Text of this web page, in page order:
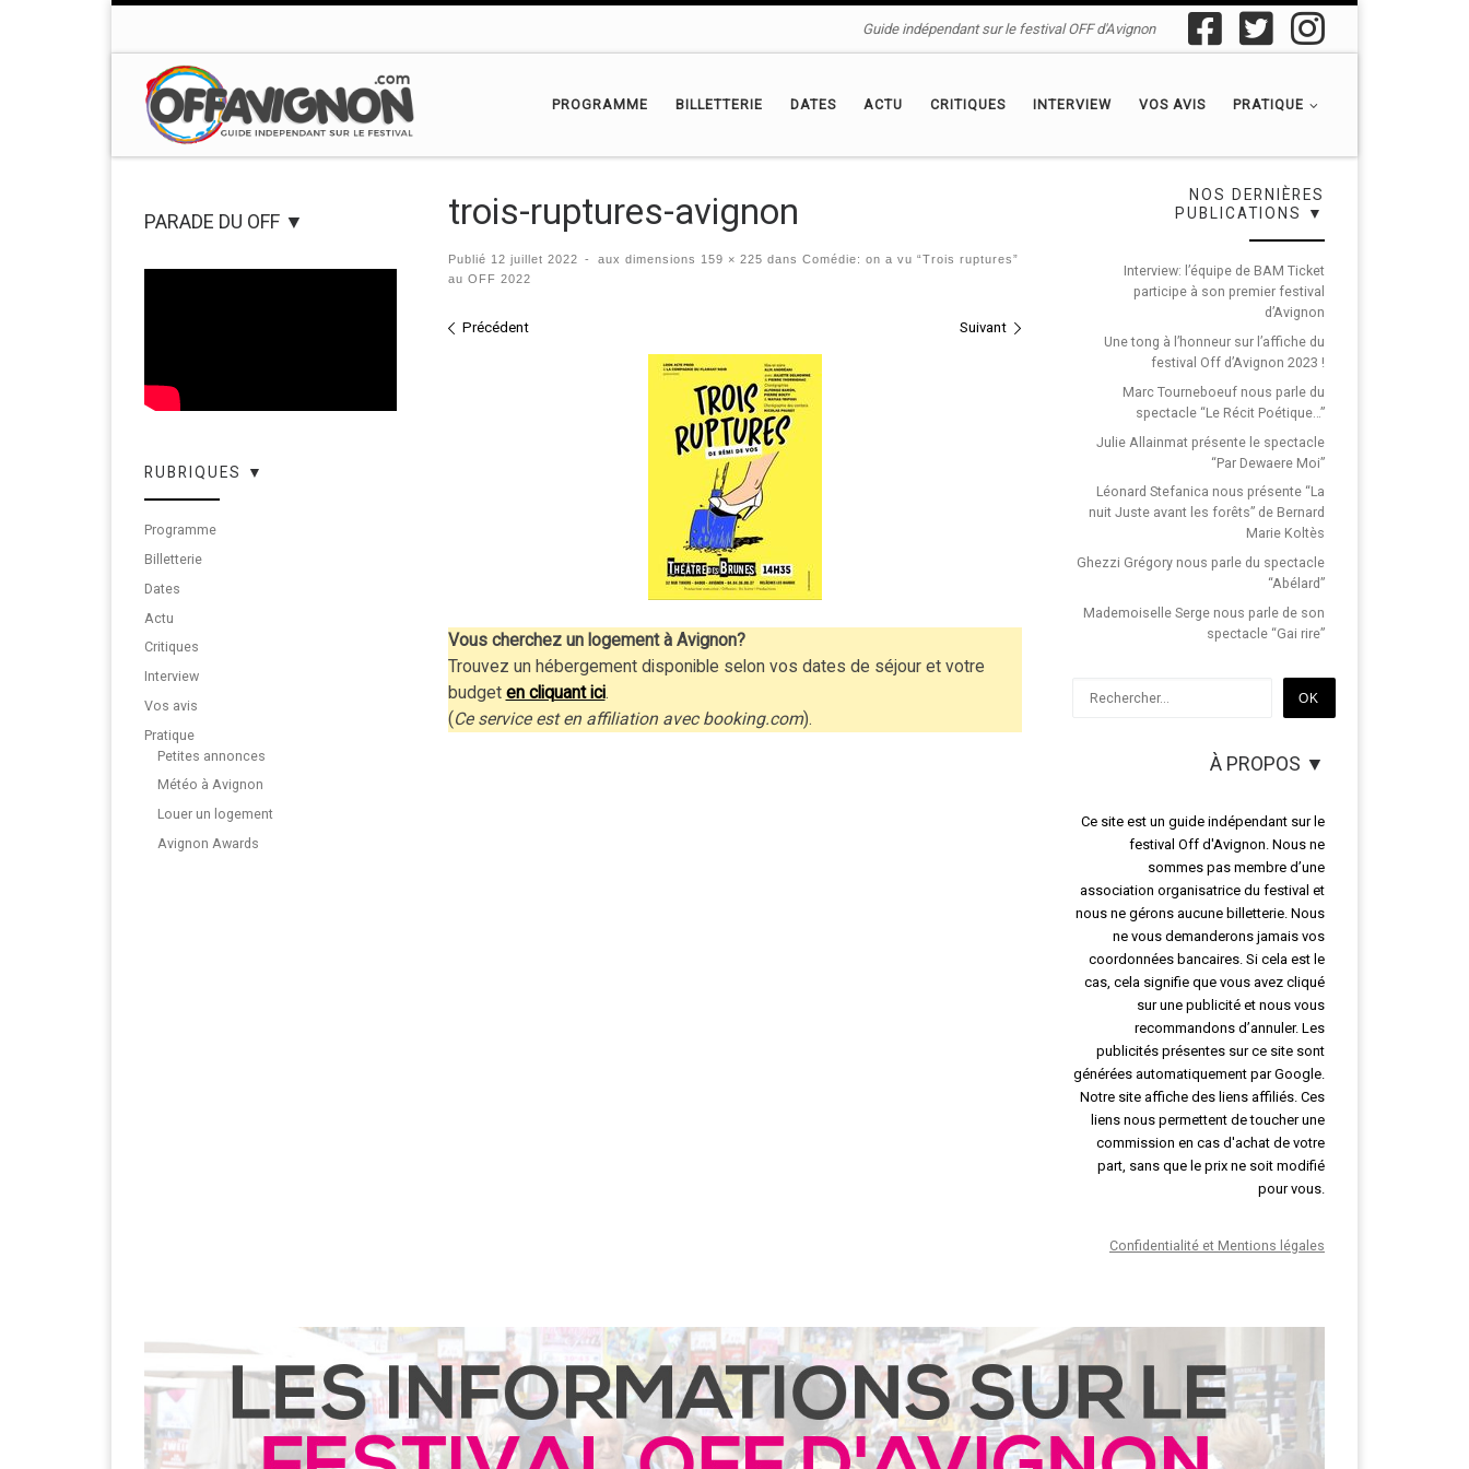
Guide indépendant sur le festival OFF d'Avignon
PROGRAMME BILLETTERIE DATES ACTU CRITIQUES INTERVIEW VOS AVIS PRATIQUE
trois-ruptures-avignon
Publié 12 juillet 2022 - aux dimensions 159 × 225 dans Comédie: on a vu “Trois ruptures”
au OFF 2022
Navigation des images
Précédent Suivant
Vous cherchez un logement à Avignon?
Trouvez un hébergement disponible selon vos dates de séjour et votre
budget en cliquant ici.
(Ce service est en affiliation avec booking.com).
PARADE DU OFF ▼
RUBRIQUES ▼
Programme
Billetterie
Dates
Actu
Critiques
Interview
Vos avis
Pratique
Petites annonces
Météo à Avignon
Louer un logement
Avignon Awards
NOS DERNIÈRES
PUBLICATIONS ▼
Interview: l’équipe de BAM Ticket
participe à son premier festival
d’Avignon
Une tong à l’honneur sur l’affiche du
festival Off d’Avignon 2023 !
Marc Tourneboeuf nous parle du
spectacle “Le Récit Poétique…”
Julie Allainmat présente le spectacle
“Par Dewaere Moi”
Léonard Stefanica nous présente “La
nuit Juste avant les forêts” de Bernard
Marie Koltès
Ghezzi Grégory nous parle du spectacle
“Abélard”
Mademoiselle Serge nous parle de son
spectacle “Gai rire”
OK
À PROPOS ▼
Ce site est un guide indépendant sur le
festival Off d'Avignon. Nous ne
sommes pas membre d’une
association organisatrice du festival et
nous ne gérons aucune billetterie. Nous
ne vous demanderons jamais vos
coordonnées bancaires. Si cela est le
cas, cela signifie que vous avez cliqué
sur une publicité et nous vous
recommandons d’annuler. Les
publicités présentes sur ce site sont
générées automatiquement par Google.
Notre site affiche des liens affiliés. Ces
liens nous permettent de toucher une
commission en cas d'achat de votre
part, sans que le prix ne soit modifié
pour vous.
Confidentialité et Mentions légales